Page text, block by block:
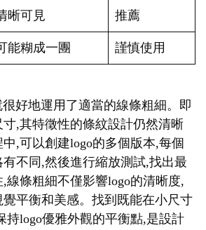
晰可見 推薦
能糊成一團 謹慎使用
好地運用了適當的線條粗細。即
,其特徵性的條紋設計仍然清晰
,可以創建logo的多個版本,每個
不同,然後進行縮放測試,找出最
線條粗細不僅影響logo的清晰度,
平衡和美感。找到既能在小尺寸
持logo優雅外觀的平衡點,是設計